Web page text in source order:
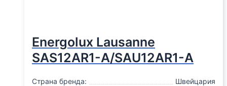
Energolux Lausanne
SAS12AR1-A/SAU12AR1-A
Страна бренда:
Швейцария